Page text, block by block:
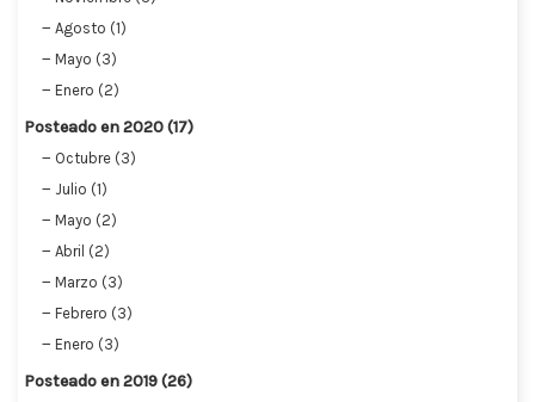
Agosto (1)
Mayo (3)
Enero (2)
Posteado en 2020 (17)
Octubre (3)
Julio (1)
Mayo (2)
Abril (2)
Marzo (3)
Febrero (3)
Enero (3)
Posteado en 2019 (26)